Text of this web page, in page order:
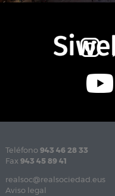
Teléfono 943 46 28 33
Fax 943 45 89 41
realsoc@realsociedad.eus
Aviso legal